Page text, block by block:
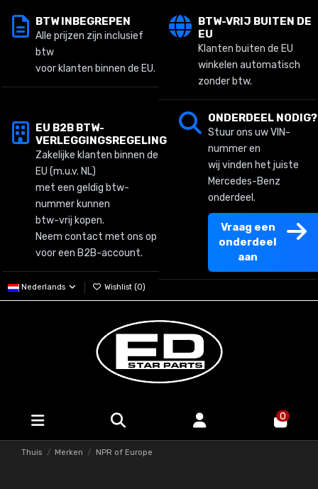
BTW INBEGREPEN
Alle prijzen zijn inclusief
btw
voor klanten binnen de EU.
BTW-VRIJ BUITEN DE
EU
Klanten buiten de EU
winkelen automatisch
zonder btw.
EU B2B BTW-
VERLEGGINGSREGELING
Zakelijke klanten binnen de
EU (m.u.v. NL)
met een geldig btw-
nummer kunnen
btw-vrij kopen.
Neem contact met ons op
voor een B2B-account.
ONDERDEEL NODIG?
Stuur ons uw VIN-
nummer en
wij vinden het juiste
Mercedes-Benz
onderdeel.
Vraag een
onderdeel
aan
Nederlands Wishlist (0)
0
Thuis Merken NPR of Europe